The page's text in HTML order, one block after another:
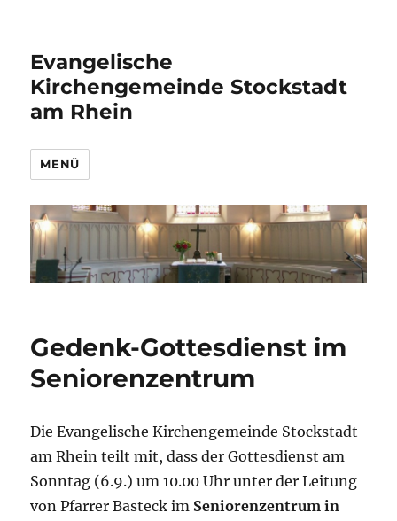
Evangelische
Kirchengemeinde Stockstadt
am Rhein
MENÜ
Gedenk-Gottesdienst im
Seniorenzentrum
Die Evangelische Kirchengemeinde Stockstadt
am Rhein teilt mit, dass der Gottesdienst am
Sonntag (6.9.) um 10.00 Uhr unter der Leitung
von Pfarrer Basteck im Seniorenzentrum in